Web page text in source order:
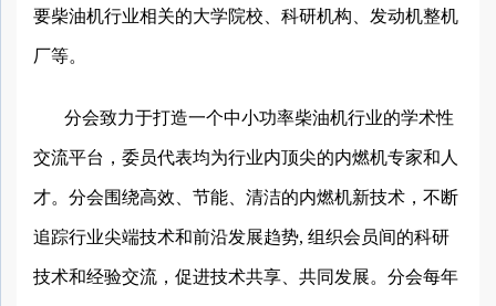
要柴油机行业相关的大学院校、科研机构、发动机整机
厂等。
分会致力于打造一个中小功率柴油机行业的学术性
交流平台，委员代表均为行业内顶尖的内燃机专家和人
才。分会围绕高效、节能、清洁的内燃机新技术，不断
追踪行业尖端技术和前沿发展趋势, 组织会员间的科研
技术和经验交流，促进技术共享、共同发展。分会每年